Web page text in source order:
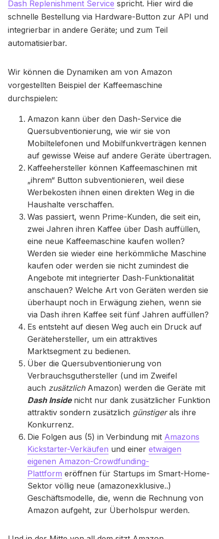
Dash Replenishment Service spricht. Hier wird die
schnelle Bestellung via Hardware-Button zur API und
integrierbar in andere Geräte; und zum Teil
automatisierbar.
Wir können die Dynamiken am von Amazon
vorgestellten Beispiel der Kaffeemaschine
durchspielen:
Amazon kann über den Dash-Service die
Quersubventionierung, wie wir sie von
Mobiltelefonen und Mobilfunkverträgen kennen
auf gewisse Weise auf andere Geräte übertragen.
Kaffeehersteller können Kaffeemaschinen mit
„ihrem“ Button subventionieren, weil diese
Werbekosten ihnen einen direkten Weg in die
Haushalte verschaffen.
Was passiert, wenn Prime-Kunden, die seit ein,
zwei Jahren ihren Kaffee über Dash auffüllen,
eine neue Kaffeemaschine kaufen wollen?
Werden sie wieder eine herkömmliche Maschine
kaufen oder werden sie nicht zumindest die
Angebote mit integrierter Dash-Funktionalität
anschauen? Welche Art von Geräten werden sie
überhaupt noch in Erwägung ziehen, wenn sie
via Dash ihren Kaffee seit fünf Jahren auffüllen?
Es entsteht auf diesen Weg auch ein Druck auf
Gerätehersteller, um ein attraktives
Marktsegment zu bedienen.
Über die Quersubventionierung von
Verbrauchsguthersteller (und im Zweifel
auch zusätzlichAmazon) werden die Geräte mit
Dash Inside nicht nur dank zusätzlicher Funktion
attraktiv sondern zusätzlich günstigerals ihre
Konkurrenz.
Die Folgen aus (5) in Verbindung mit Amazons
Kickstarter-Verkäufen und einer etwaigen
eigenen Amazon-Crowdfunding-
Plattform eröffnen für Startups im Smart-Home-
Sektor völlig neue (amazonexklusive..)
Geschäftsmodelle, die, wenn die Rechnung von
Amazon aufgeht, zur Überholspur werden.